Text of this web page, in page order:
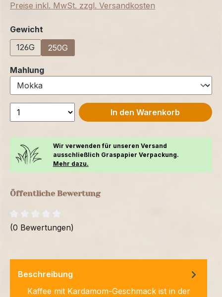
Preise inkl. MwSt. zzgl. Versandkosten
Gewicht
126G
250G
Mahlungauswählen
In den Warenkorb
Wir verwenden für unseren Versand
ausschließlich Graspapier Verpackung.
Mehr dazu.
Öffentliche Bewertung
(0 Bewertungen)
Beschreibung
Kaffee mit Kardamom-Geschmack ist in der